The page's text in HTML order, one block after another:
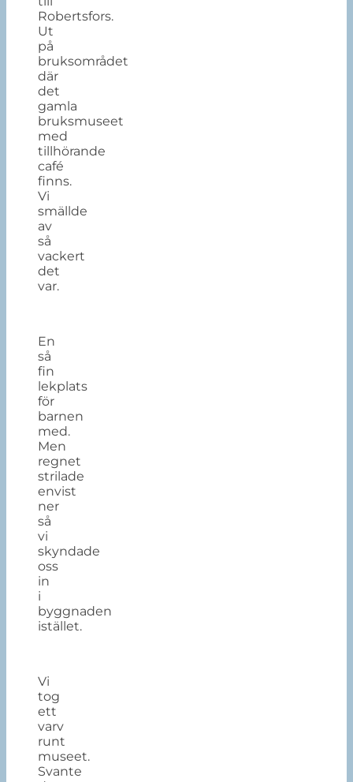
Robertsfors.
Ut
på
bruksområdet
där
det
gamla
bruksmuseet
med
tillhörande
café
finns.
Vi
smällde
av
så
vackert
det
var.
En
så
fin
lekplats
för
barnen
med.
Men
regnet
strilade
envist
ner
så
vi
skyndade
oss
in
i
byggnaden
istället.
Vi
tog
ett
varv
runt
museet.
Svante